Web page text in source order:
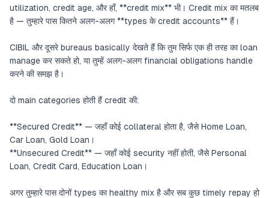
utilization, credit age, और हाँ, **credit mix** भी। Credit mix का मतलब
है — तुम्हारे पास कितने अलग-अलग **types के credit accounts** हैं।
CIBIL और दूसरे bureaus basically देखते हैं कि तुम सिर्फ एक ही तरह का loan
manage कर सकते हो, या तुम्हें अलग-अलग financial obligations handle
करने की समझ है।
दो main categories होती हैं credit की:
**Secured Credit** — जहाँ कोई collateral होता है, जैसे Home Loan,
Car Loan, Gold Loan।
**Unsecured Credit** — जहाँ कोई security नहीं होती, जैसे Personal
Loan, Credit Card, Education Loan।
अगर तुम्हारे पास दोनों types का healthy mix है और सब कुछ timely repay हो